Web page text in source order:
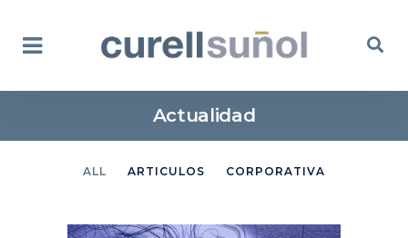
Actualidad
ALL ARTICULOS CORPORATIVA